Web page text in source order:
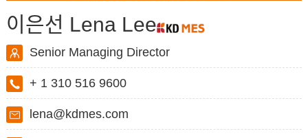
이은선 Lena Lee
Senior Managing Director
+ 1 310 516 9600
lena@kdmes.com